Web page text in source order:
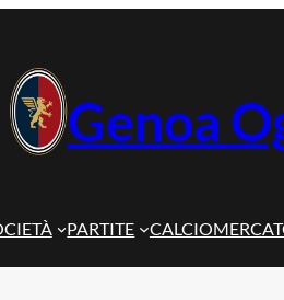
Genoa
PARTITE